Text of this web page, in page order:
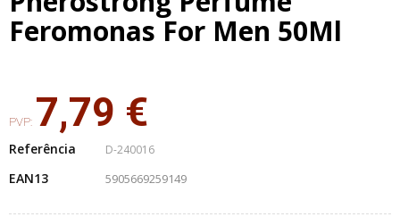
Feromonas For Men 50Ml
PVP: 7,79 €
Referência D-240016
EAN13 5905669259149